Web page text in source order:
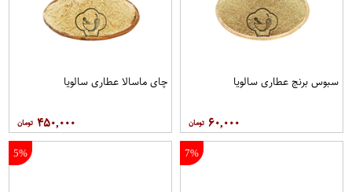
سبوس برنج عطاری سالویا
۶۰,۰۰۰
چای ماسالا عطاری سالویا
۴۵۰,۰۰۰
7%
5%